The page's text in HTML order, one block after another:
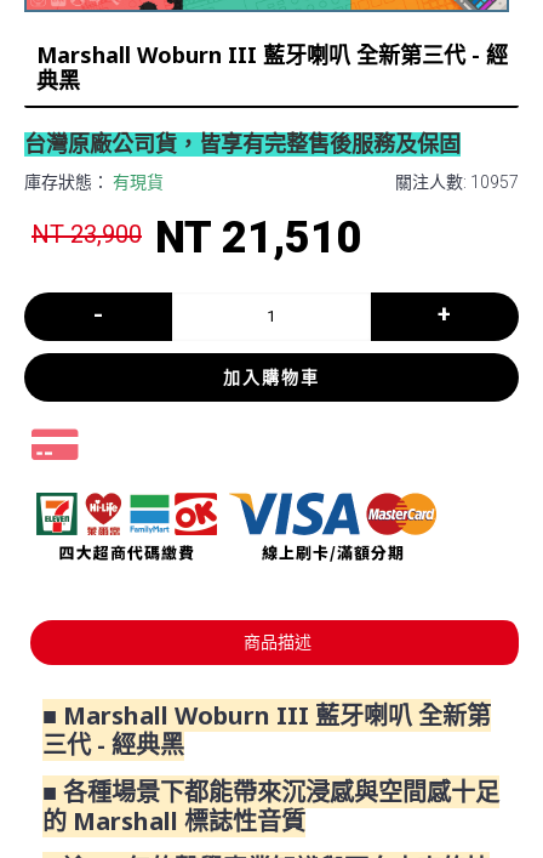
Marshall Woburn III 藍牙喇叭 全新第三代 - 經
典黑
台灣原廠公司貨，皆享有完整售後服務及保固
關注人數: 10957
庫存狀態： 有現貨
NT 23,900 NT 21,510
- +
加入購物車
商品描述
■ Marshall Woburn III 藍牙喇叭 全新第
三代 - 經典黑
■ 各種場景下都能帶來沉浸感與空間感十足
的 Marshall 標誌性音質